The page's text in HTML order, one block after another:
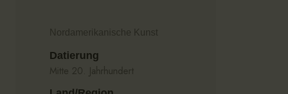
Nordamerikanische Kunst
Datierung
Mitte 20. Jahrhundert